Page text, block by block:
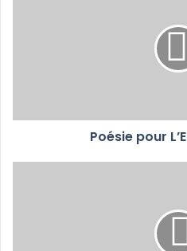
Poésie pour